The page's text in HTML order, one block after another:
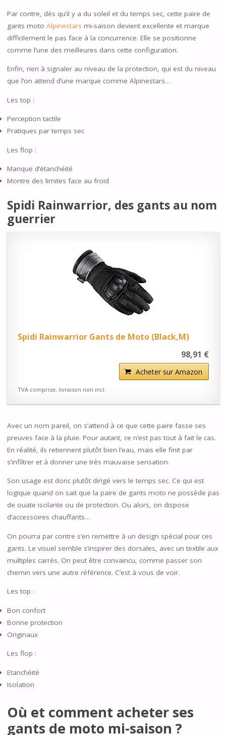
Par contre, dès qu’il y a du soleil et du temps sec, cette paire de
gants moto Alpinestars mi-saison devient excellente et marque
difficilement le pas face à la concurrence. Elle se positionne
comme l’une des meilleures dans cette configuration.
Enfin, rien à signaler au niveau de la protection, qui est du niveau
que l’on attend d’une marque comme Alpinestars…
Les top :
Perception tactile
Pratiques par temps sec
Les flop :
Manque d’étanchéité
Montre des limites face au froid
Spidi Rainwarrior, des gants au nom
guerrier
Spidi Rainwarrior Gants de Moto (Black,M)
98,91 €
Acheter sur Amazon
TVA comprise, livraison non incl.
Avec un nom pareil, on s’attend à ce que cette paire fasse ses
preuves face à la pluie. Pour autant, ce n’est pas tout à fait le cas.
En réalité, ils retiennent plutôt bien l’eau, mais elle finit par
s’infiltrer et à donner une très mauvaise sensation.
Son usage est donc plutôt dirigé vers le temps sec. Ce qui est
logique quand on sait que la paire de gants moto ne possède pas
de ouate isolante ou de protection. Ou alors, on dispose
d’accessoires chauffants…
On pourra par contre s’en remettre à un design spécial pour ces
gants. Le visuel semble s’inspirer des dorsales, avec un textile aux
multiples carrés. On peut être convaincu, comme passer son
chemin vers une autre référence. C’est à vous de voir.
Les top :
Bon confort
Bonne protection
Originaux
Les flop :
Etanchéité
Isolation
Où et comment acheter ses
gants de moto mi-saison ?